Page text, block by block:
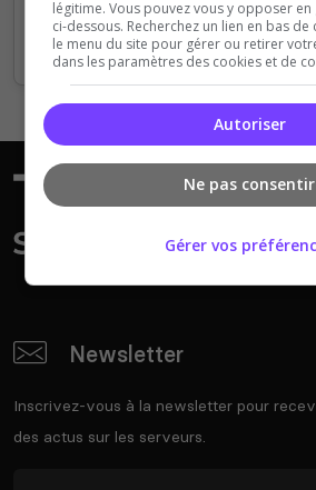
avant de passer à l'étape
Newsletter
Inscrivez-vous à la newsletter pour
des actus sur les serveurs.
légitime. Vous pouvez vous y opposer
ci-dessous. Recherchez un lien en bas
le menu du site pour gérer ou retirer
dans les paramètres des cookies et de
Autoriser
Ne pas consentir
Gérer vos